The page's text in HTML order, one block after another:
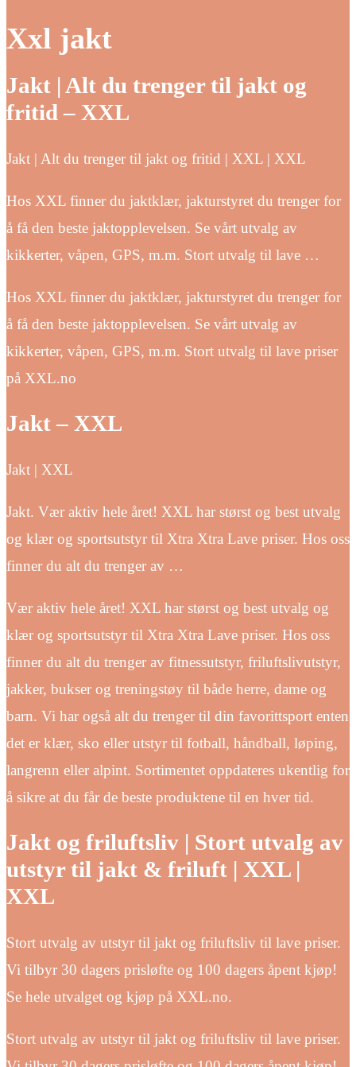
Xxl jakt
Jakt | Alt du trenger til jakt og
fritid – XXL
Jakt | Alt du trenger til jakt og fritid | XXL | XXL
Hos XXL finner du jaktklær, jakturstyret du trenger for
å få den beste jaktopplevelsen. Se vårt utvalg av
kikkerter, våpen, GPS, m.m. Stort utvalg til lave …
Hos XXL finner du jaktklær, jakturstyret du trenger for
å få den beste jaktopplevelsen. Se vårt utvalg av
kikkerter, våpen, GPS, m.m. Stort utvalg til lave priser
på XXL.no
Jakt – XXL
Jakt | XXL
Jakt. Vær aktiv hele året! XXL har størst og best utvalg
og klær og sportsutstyr til Xtra Xtra Lave priser. Hos oss
finner du alt du trenger av …
Vær aktiv hele året! XXL har størst og best utvalg og
klær og sportsutstyr til Xtra Xtra Lave priser. Hos oss
finner du alt du trenger av fitnessutstyr, friluftslivutstyr,
jakker, bukser og treningstøy til både herre, dame og
barn. Vi har også alt du trenger til din favorittsport enten
det er klær, sko eller utstyr til fotball, håndball, løping,
langrenn eller alpint. Sortimentet oppdateres ukentlig for
å sikre at du får de beste produktene til en hver tid.
Jakt og friluftsliv | Stort utvalg av
utstyr til jakt & friluft | XXL |
XXL
Stort utvalg av utstyr til jakt og friluftsliv til lave priser.
Vi tilbyr 30 dagers prisløfte og 100 dagers åpent kjøp!
Se hele utvalget og kjøp på XXL.no.
Stort utvalg av utstyr til jakt og friluftsliv til lave priser.